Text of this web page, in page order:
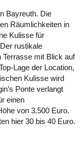
Bayreuth. Die
Räumlichkeiten in
Kulisse für
rustikale
mit Blick auf
Lage der Location,
Kulisse wird
Ponte verlangt
einen
von 3.500 Euro.
hier 30 bis 40 Euro.